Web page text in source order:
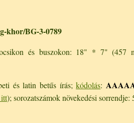
és buszokon: 18" * 7" (457
és latin betűs írás;kódolás:
); sorozatszámok növekedési sorrendje: